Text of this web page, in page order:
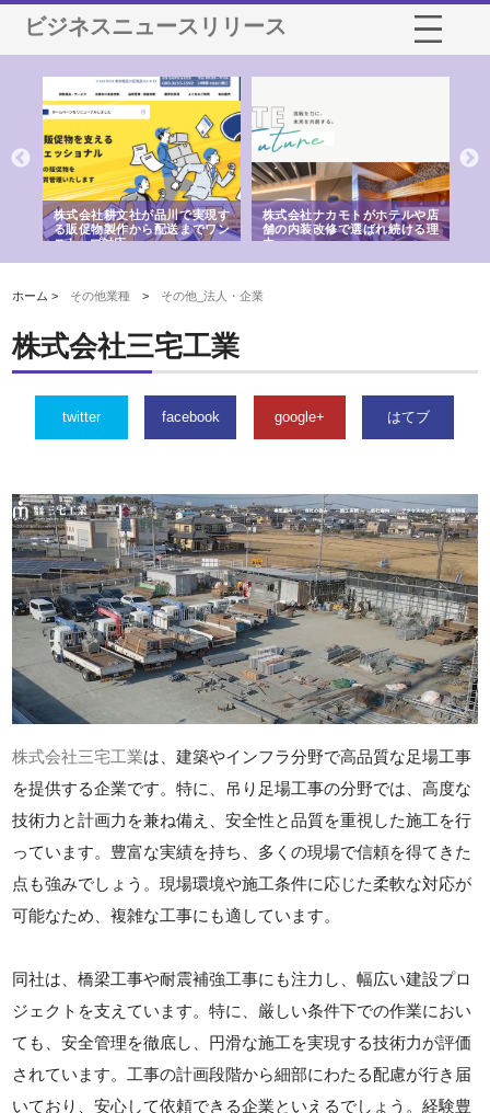
ビジネスニュースリリース
株式会社耕文社が品川で実現す
る販促物製作から配送までワン
ストップ対応
株式会社ナカモトがホテルや店
舗の内装改修で選ばれ続ける理
由
ホーム > その他業種 > その他_法人・企業
株式会社三宅工業
twitter facebook google+ はてブ
株式会社三宅工業は、建築やインフラ分野で高品質な足場工事
を提供する企業です。特に、吊り足場工事の分野では、高度な
技術力と計画力を兼ね備え、安全性と品質を重視した施工を行
っています。豊富な実績を持ち、多くの現場で信頼を得てきた
点も強みでしょう。現場環境や施工条件に応じた柔軟な対応が
可能なため、複雑な工事にも適しています。
同社は、橋梁工事や耐震補強工事にも注力し、幅広い建設プロ
ジェクトを支えています。特に、厳しい条件下での作業におい
ても、安全管理を徹底し、円滑な施工を実現する技術力が評価
されています。工事の計画段階から細部にわたる配慮が行き届
いており、安心して依頼できる企業といえるでしょう。経験豊